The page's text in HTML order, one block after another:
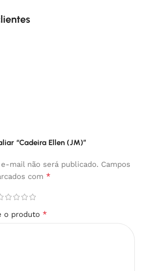
“Cadeira Ellen (JM)”
mail não será publicado. Campos
com *
o produto *